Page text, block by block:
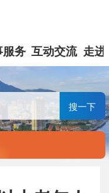
服务 互动交流 走进
搜一下